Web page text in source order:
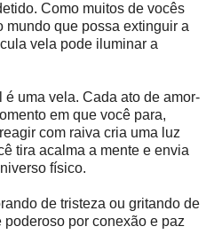
Como muitos de vocês
mundo que possa extinguir a
vela pode iluminar a
uma vela. Cada ato de amor-
em que você para,
com raiva cria uma luz
tira acalma a mente e envia
físico.
de tristeza ou gritando de
por conexão e paz